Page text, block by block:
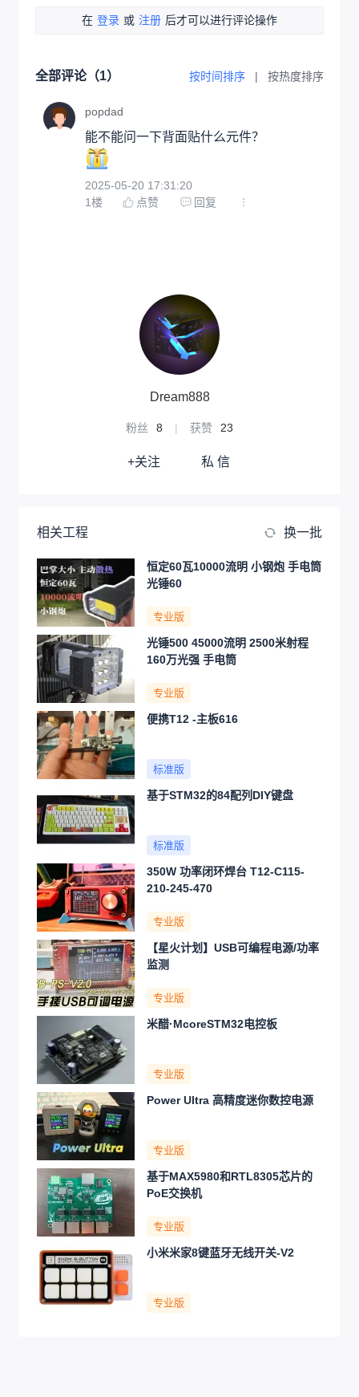
在 登录 或 注册 后才可以进行评论操作
全部评论（1） 按时间排序 | 按热度排序
popdad
2025-05-20 17:31:20
1楼 点赞 回复
Dream888
粉丝 8 | 获赞 23
+关注 私 信
相关工程 换一批
恒定60瓦10000流明 小钢炮 手电筒
光锤60
专业版
光锤500 45000流明 2500米射程
160万光强 手电筒
专业版
便携T12 -主板616
标准版
基于STM32的84配列DIY键盘
标准版
350W 功率闭环焊台 T12-C115-
210-245-470
专业版
【星火计划】USB可编程电源/功率
监测
专业版
米醋·McoreSTM32电控板
专业版
Power Ultra 高精度迷你数控电源
专业版
基于MAX5980和RTL8305芯片的
PoE交换机
专业版
小米米家8键蓝牙无线开关-V2
专业版